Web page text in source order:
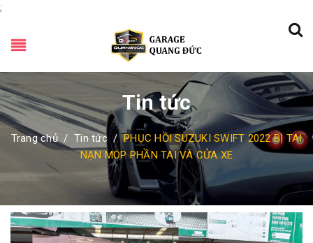
;
Tin tức
Trang chủ / Tin tức / PHỤC HỒI SUZUKI SWIFT 2022 BỊ TAI
NẠN MÓP PHẦN TAI VÀ CỬA XE